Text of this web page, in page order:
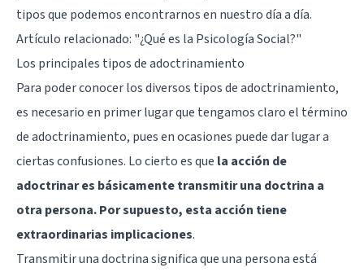
tipos que podemos encontrarnos en nuestro día a día.
Artículo relacionado: "¿Qué es la Psicología Social?"
Los principales tipos de adoctrinamiento
Para poder conocer los diversos tipos de adoctrinamiento,
es necesario en primer lugar que tengamos claro el término
de adoctrinamiento, pues en ocasiones puede dar lugar a
ciertas confusiones. Lo cierto es que la acción de
adoctrinar es básicamente transmitir una doctrina a
otra persona. Por supuesto, esta acción tiene
extraordinarias implicaciones.
Transmitir una doctrina significa que una persona está